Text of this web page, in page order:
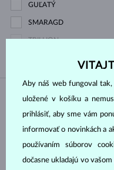
GUĽATÝ
SMARAGD
TRILLION
NA SKLADE
Aby náš web fungoval
uložené v košíku a
prihlásiť, aby sme vám
informovať o novinkách a
používaním súborov
dočasne ukladajú vo